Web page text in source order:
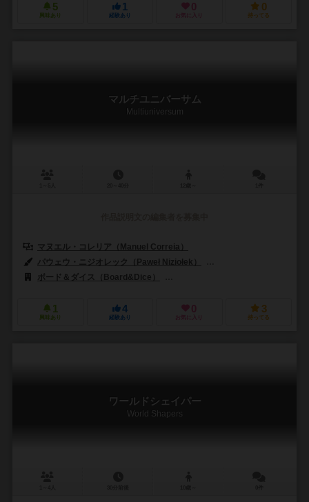
5
興味あり
1
経験あり
0
お気に入り
0
持ってる
マルチユニバーサム
Multiuniversum
マヌエル・コレリア（Manuel Correia）
パウェウ・ニジオレック（Paweł Niziołek）
ボード＆ダイス（Board&Dice）
1
興味あり
4
経験あり
0
お気に入り
3
持ってる
ワールドシェイパー
World Shapers